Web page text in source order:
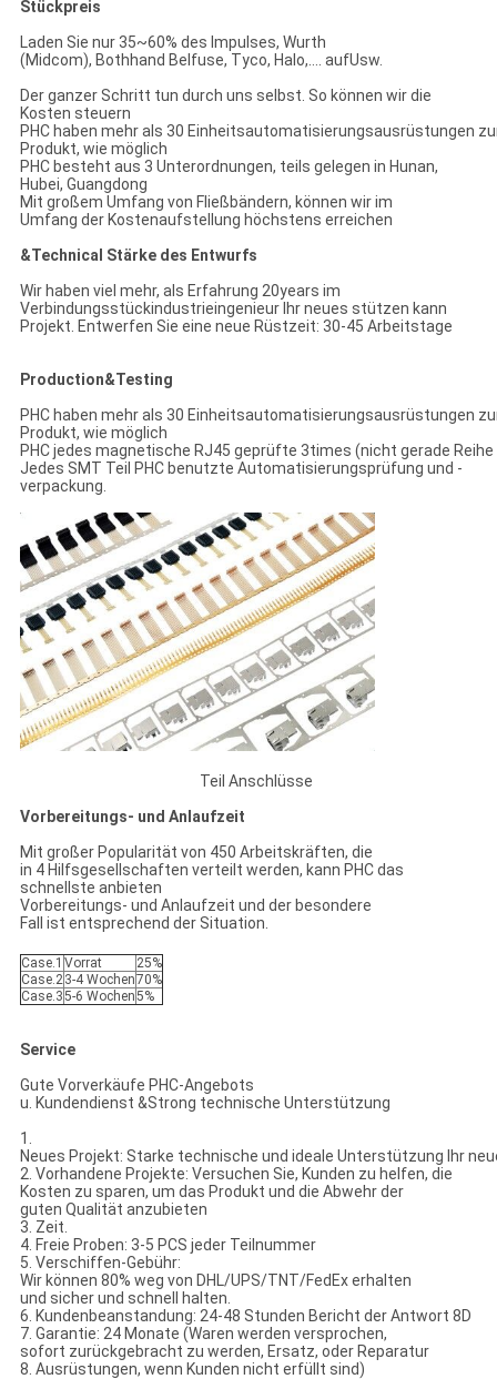
Stückpreis
Laden Sie nur 35~60% des Impulses, Wurth
(Midcom), Bothhand Belfuse, Tyco, Halo,…. aufUsw.
Der ganzer Schritt tun durch uns selbst. So können wir die
Kosten steuern
PHC haben mehr als 30 Einheitsautomatisierungsausrüstungen
Produkt, wie möglich
PHC besteht aus 3 Unterordnungen, teils gelegen in Hunan,
Hubei, Guangdong
Mit großem Umfang von Fließbändern, können wir im
Umfang der Kostenaufstellung höchstens erreichen
&Technical Stärke des Entwurfs
Wir haben viel mehr, als Erfahrung 20years im
Verbindungsstückindustrieingenieur Ihr neues stützen kann
Projekt. Entwerfen Sie eine neue Rüstzeit: 30-45 Arbeitstage
Production&Testing
PHC haben mehr als 30 Einheitsautomatisierungsausrüstungen
Produkt, wie möglich
PHC jedes magnetische RJ45 geprüfte 3times (nicht gerade
Jedes SMT Teil PHC benutzte Automatisierungsprüfung und -
verpackung.
Teil Anschlüsse
Vorbereitungs- und Anlaufzeit
Mit großer Popularität von 450 Arbeitskräften, die
in 4 Hilfsgesellschaften verteilt werden, kann PHC das
schnellste anbieten
Vorbereitungs- und Anlaufzeit und der besondere
Fall ist entsprechend der Situation.
Case.1 Vorrat
25%
Case.23-4 Wochen70%
Case.35-6 Wochen5%
Service
Gute Vorverkäufe PHC-Angebots
u. Kundendienst &Strong technische Unterstützung
1.
Neues Projekt: Starke technische und ideale Unterstützung Ihr
2. Vorhandene Projekte: Versuchen Sie, Kunden zu helfen, die
Kosten zu sparen, um das Produkt und die Abwehr der
guten Qualität anzubieten
3. Zeit.
4. Freie Proben: 3-5 PCS jeder Teilnummer
5. Verschiffen-Gebühr:
Wir können 80% weg von DHL/UPS/TNT/FedEx erhalten
und sicher und schnell halten.
6. Kundenbeanstandung: 24-48 Stunden Bericht der Antwort 8D
7. Garantie: 24 Monate (Waren werden versprochen,
sofort zurückgebracht zu werden, Ersatz, oder Reparatur
8. Ausrüstungen, wenn Kunden nicht erfüllt sind)